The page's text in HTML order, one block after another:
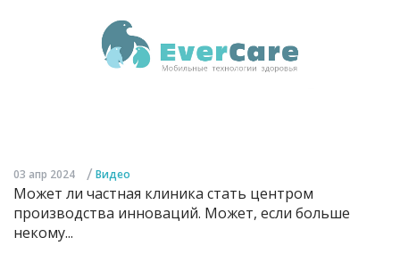
03 апр 2024 / Видео
Может ли частная клиника стать центром
производства инноваций. Может, если больше
некому...